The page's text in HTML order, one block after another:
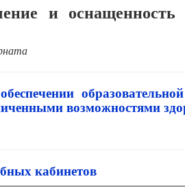
и оснащенность
возможностями
кабинетов